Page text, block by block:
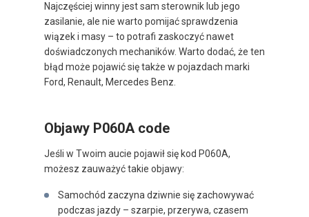
Najczęściej winny jest sam sterownik lub jego
zasilanie, ale nie warto pomijać sprawdzenia
wiązek i masy – to potrafi zaskoczyć nawet
doświadczonych mechaników. Warto dodać, że ten
błąd może pojawić się także w pojazdach marki
Ford, Renault, Mercedes Benz.
Objawy P060A code
Jeśli w Twoim aucie pojawił się kod P060A,
możesz zauważyć takie objawy:
Samochód zaczyna dziwnie się zachowywać
podczas jazdy – szarpie, przerywa, czasem